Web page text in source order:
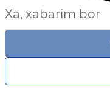
Xa, xabarim bor